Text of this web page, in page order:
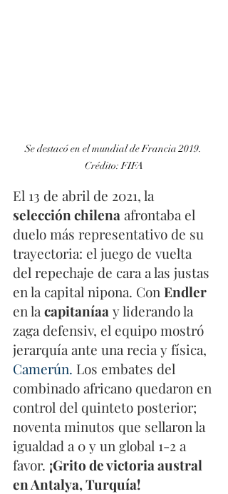
Se destacó en el mundial de Francia 2019.
Crédito: FIFA
El 13 de abril de 2021, la
selección chilena afrontaba el
duelo más representativo de su
trayectoria: el juego de vuelta
del repechaje de cara a las justas
en la capital nipona. Con Endler
en la capitaníaa y liderando la
zaga defensiv, el equipo mostró
jerarquía ante una recia y física,
Camerún. Los embates del
combinado africano quedaron en
control del quinteto posterior;
noventa minutos que sellaron la
igualdad a 0 y un global 1-2 a
favor. ¡Grito de victoria austral
en Antalya, Turquía!